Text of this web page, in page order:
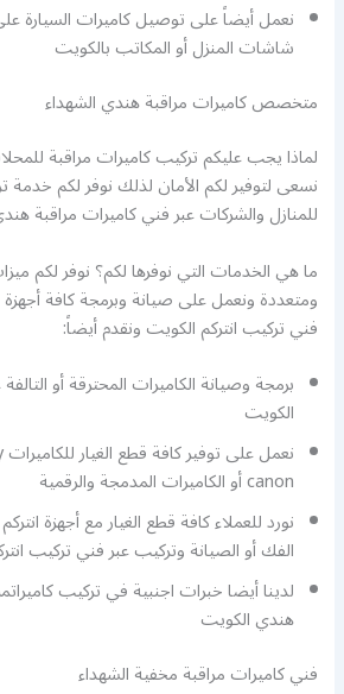
نعمل أيضاً على توصيل كاميرات السيارة
شاشات المنزل أو المكاتب بالكويت
متخصص كاميرات مراقبة هندي الشهداء
لماذا يجب عليكم تركيب كاميرات مراقبة
نسعى لتوفير لكم الأمان لذلك نوفر لكم خدمة
للمنازل والشركات عبر فني كاميرات مراقبة
ما هي الخدمات التي نوفرها لكم؟ نوفر لكم
ومتعددة ونعمل على صيانة وبرمجة كافة أجهزة
فني تركيب انتركم الكويت ونقدم أيضاً:
برمجة وصيانة الكاميرات المحترقة أو
الكويت
canon أو الكاميرات المدمجة والرقمية
نورد للعملاء كافة قطع الغيار مع أجهزة
الفك أو الصيانة وتركيب عبر فني تركيب
لدينا أيضا خبرات اجنبية في تركيب
هندي الكويت
فني كاميرات مراقبة مخفية الشهداء